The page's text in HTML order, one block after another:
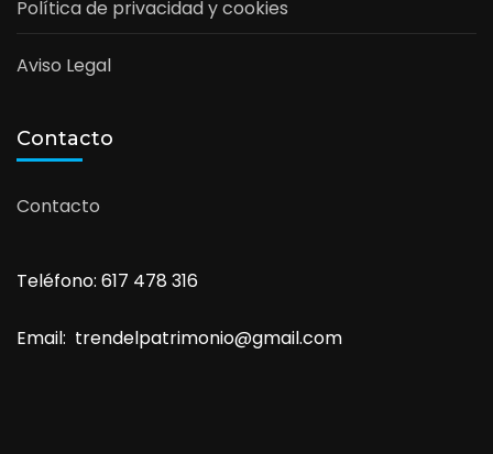
Política de privacidad y cookies
Aviso Legal
Contacto
Contacto
Teléfono: 617 478 316
Email: trendelpatrimonio@gmail.com